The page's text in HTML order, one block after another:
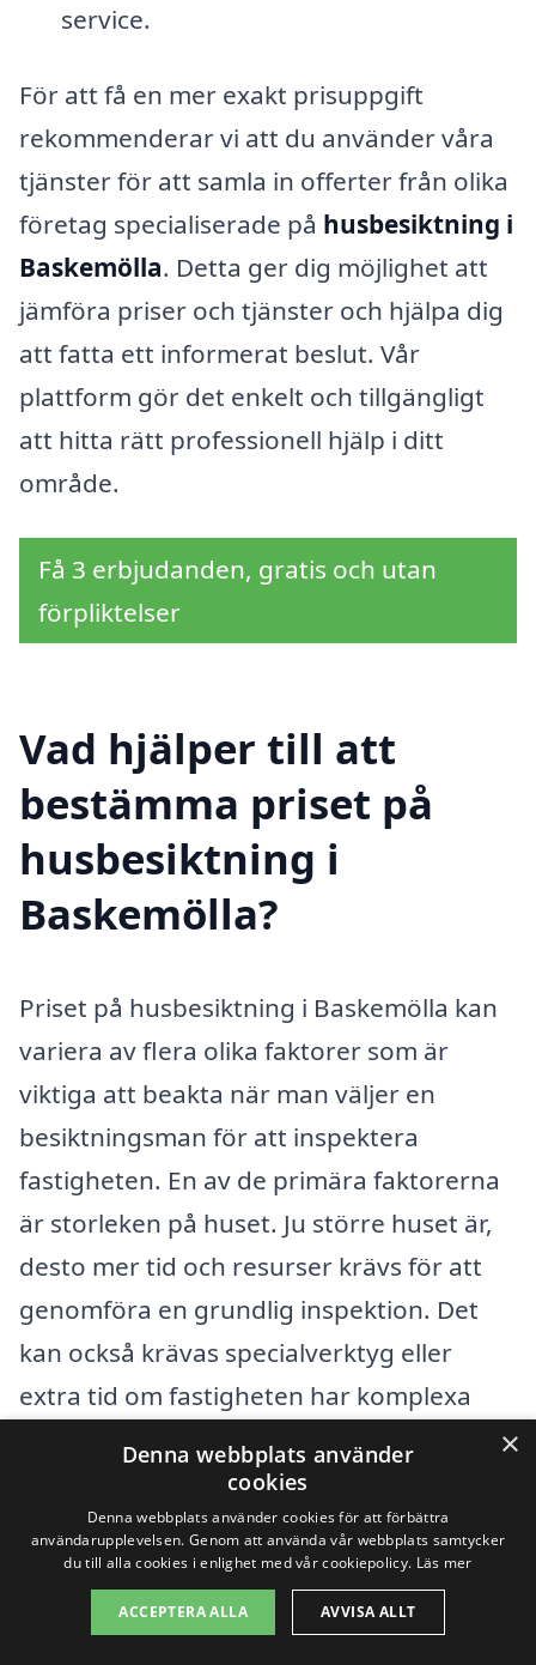
service.
För att få en mer exakt prisuppgift
rekommenderar vi att du använder våra
tjänster för att samla in offerter från olika
företag specialiserade på husbesiktning i
Baskemölla. Detta ger dig möjlighet att
jämföra priser och tjänster och hjälpa dig
att fatta ett informerat beslut. Vår
plattform gör det enkelt och tillgängligt
att hitta rätt professionell hjälp i ditt
område.
Få 3 erbjudanden, gratis och utan
förpliktelser
Vad hjälper till att
bestämma priset på
husbesiktning i
Baskemölla?
Priset på husbesiktning i Baskemölla kan
variera av flera olika faktorer som är
viktiga att beakta när man väljer en
besiktningsman för att inspektera
fastigheten. En av de primära faktorerna
är storleken på huset. Ju större huset är,
desto mer tid och resurser krävs för att
genomföra en grundlig inspektion. Det
kan också krävas specialverktyg eller
extra tid om fastigheten har komplexa
strukturer eller installerade system som
behöver bedömning.
En annan aspekt som påverkar kostnaden
är husets skick. Om fastigheten är
nybyggd, kan besiktningen ta kortare tid
×
Denna webbplats använder
cookies
Denna webbplats använder cookies för att förbättra
användarupplevelsen. Genom att använda vår webbplats samtycker
du till alla cookies i enlighet med vår cookiepolicy. Läs mer
ACCEPTERA ALLA AVVISA ALLT